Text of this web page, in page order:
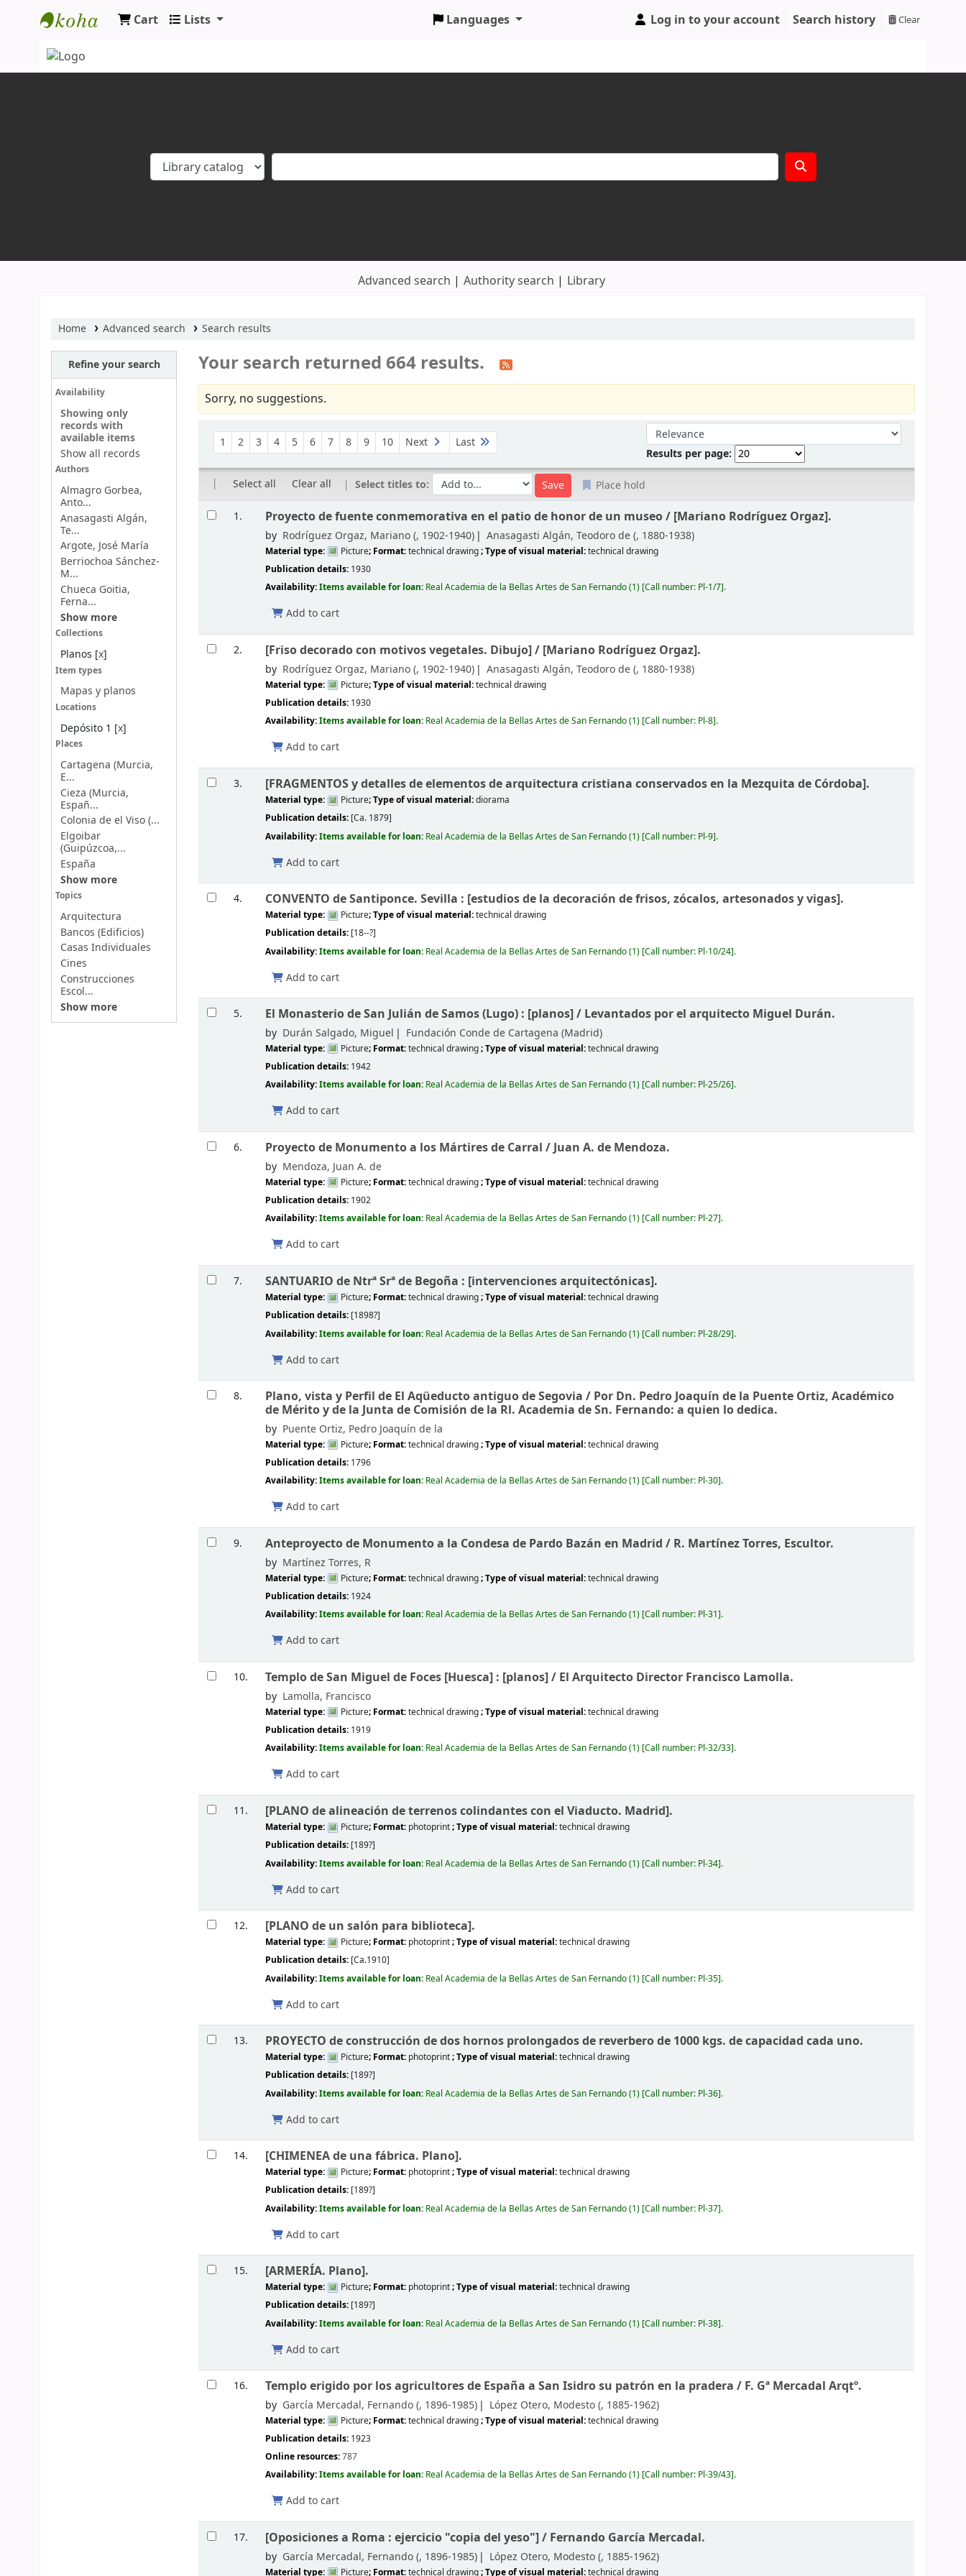
Koha online
Cart Lists Languages Log in to your account Search history Clear
Advanced search Authority search Library
Home Advanced search Search results
Refine your search
Availability
Showing only
records with
available items
Show all records
Authors
Almagro Gorbea,
Anto...
Anasagasti Algán,
Te...
Argote, José María
Berriochoa Sánchez-
M...
Chueca Goitia,
Ferna...
Show more
Collections
Planos [x]
Item types
Mapas y planos
Locations
Depósito 1 [x]
Places
Cartagena (Murcia,
E...
Cieza (Murcia,
Españ...
Colonia de el Viso (...
Elgoibar
(Guipúzcoa,...
España
Show more
Topics
Arquitectura
Bancos (Edificios)
Casas Individuales
Cines
Construcciones
Escol...
Show more
Your search returned 664 results.
Sorry, no suggestions.
Sort
1 2 3 4 5 6 7 8 9 10 Next Last
Sort by:
Results per page:
Select all Clear all Select titles to: Place hold
Results
1. Proyecto de fuente conmemorativa en el patio de honor de un museo / [Mariano Rodríguez Orgaz].
by Rodríguez Orgaz, Mariano (, 1902-1940) Anasagasti Algán, Teodoro de (, 1880-1938)
Material type: Picture; Format:technical drawing; Type of visual material:technical drawing
Publication details: 1930
Availability:Items available for loan: Real Academia de la Bellas Artes de San Fernando(1) Call number: Pl-1/7 .
Add to cart
2. [Friso decorado con motivos vegetales. Dibujo] / [Mariano Rodríguez Orgaz].
by Rodríguez Orgaz, Mariano (, 1902-1940) Anasagasti Algán, Teodoro de (, 1880-1938)
Material type: Picture; Type of visual material:technical drawing
Publication details: 1930
Availability:Items available for loan: Real Academia de la Bellas Artes de San Fernando(1) Call number: Pl-8 .
Add to cart
3. [FRAGMENTOS y detalles de elementos de arquitectura cristiana conservados en la Mezquita de Córdoba].
Material type: Picture; Type of visual material:diorama
Publication details: [Ca. 1879]
Availability:Items available for loan: Real Academia de la Bellas Artes de San Fernando(1) Call number: Pl-9 .
Add to cart
4. CONVENTO de Santiponce. Sevilla : [estudios de la decoración de frisos, zócalos, artesonados y vigas].
Material type: Picture; Type of visual material:technical drawing
Publication details: [18--?]
Availability:Items available for loan: Real Academia de la Bellas Artes de San Fernando(1) Call number: Pl-10/24 .
Add to cart
5. El Monasterio de San Julián de Samos (Lugo) : [planos] / Levantados por el arquitecto Miguel Durán.
by Durán Salgado, Miguel Fundación Conde de Cartagena (Madrid)
Material type: Picture; Format:technical drawing; Type of visual material:technical drawing
Publication details: 1942
Availability:Items available for loan: Real Academia de la Bellas Artes de San Fernando(1) Call number: Pl-25/26 .
Add to cart
6. Proyecto de Monumento a los Mártires de Carral / Juan A. de Mendoza.
by Mendoza, Juan A. de
Material type: Picture; Format:technical drawing; Type of visual material:technical drawing
Publication details: 1902
Availability:Items available for loan: Real Academia de la Bellas Artes de San Fernando(1) Call number: Pl-27 .
Add to cart
7. SANTUARIO de Ntrª Srª de Begoña : [intervenciones arquitectónicas].
Material type: Picture; Format:technical drawing; Type of visual material:technical drawing
Publication details: [1898?]
Availability:Items available for loan: Real Academia de la Bellas Artes de San Fernando(1) Call number: Pl-28/29 .
Add to cart
8. Plano, vista y Perfil de El Aqüeducto antiguo de Segovia / Por Dn. Pedro Joaquín de la Puente Ortiz, Académico
de Mérito y de la Junta de Comisión de la Rl. Academia de Sn. Fernando: a quien lo dedica.
by Puente Ortiz, Pedro Joaquín de la
Material type: Picture; Format:technical drawing; Type of visual material:technical drawing
Publication details: 1796
Availability:Items available for loan: Real Academia de la Bellas Artes de San Fernando(1) Call number: Pl-30 .
Add to cart
9. Anteproyecto de Monumento a la Condesa de Pardo Bazán en Madrid / R. Martínez Torres, Escultor.
by Martínez Torres, R
Material type: Picture; Format:technical drawing; Type of visual material:technical drawing
Publication details: 1924
Availability:Items available for loan: Real Academia de la Bellas Artes de San Fernando(1) Call number: Pl-31 .
Add to cart
10. Templo de San Miguel de Foces [Huesca] : [planos] / El Arquitecto Director Francisco Lamolla.
by Lamolla, Francisco
Material type: Picture; Format:technical drawing; Type of visual material:technical drawing
Publication details: 1919
Availability:Items available for loan: Real Academia de la Bellas Artes de San Fernando(1) Call number: Pl-32/33 .
Add to cart
11. [PLANO de alineación de terrenos colindantes con el Viaducto. Madrid].
Material type: Picture; Format: photoprint; Type of visual material:technical drawing
Publication details: [189?]
Availability:Items available for loan: Real Academia de la Bellas Artes de San Fernando(1) Call number: Pl-34 .
Add to cart
12. [PLANO de un salón para biblioteca].
Material type: Picture; Format: photoprint; Type of visual material:technical drawing
Publication details: [Ca.1910]
Availability:Items available for loan: Real Academia de la Bellas Artes de San Fernando(1) Call number: Pl-35 .
Add to cart
13. PROYECTO de construcción de dos hornos prolongados de reverbero de 1000 kgs. de capacidad cada uno.
Material type: Picture; Format: photoprint; Type of visual material:technical drawing
Publication details: [189?]
Availability:Items available for loan: Real Academia de la Bellas Artes de San Fernando(1) Call number: Pl-36 .
Add to cart
14. [CHIMENEA de una fábrica. Plano].
Material type: Picture; Format: photoprint; Type of visual material:technical drawing
Publication details: [189?]
Availability:Items available for loan: Real Academia de la Bellas Artes de San Fernando(1) Call number: Pl-37 .
Add to cart
15. [ARMERÍA. Plano].
Material type: Picture; Format: photoprint; Type of visual material:technical drawing
Publication details: [189?]
Availability:Items available for loan: Real Academia de la Bellas Artes de San Fernando(1) Call number: Pl-38 .
Add to cart
16. Templo erigido por los agricultores de España a San Isidro su patrón en la pradera / F. Gª Mercadal Arqtº.
by García Mercadal, Fernando (, 1896-1985) López Otero, Modesto (, 1885-1962)
Material type: Picture; Format:technical drawing; Type of visual material:technical drawing
Publication details: 1923
Online resources:787
Availability:Items available for loan: Real Academia de la Bellas Artes de San Fernando(1) Call number: Pl-39/43 .
Add to cart
17. [Oposiciones a Roma : ejercicio "copia del yeso"] / Fernando García Mercadal.
by García Mercadal, Fernando (, 1896-1985) López Otero, Modesto (, 1885-1962)
Material type: Picture; Format:technical drawing; Type of visual material:technical drawing